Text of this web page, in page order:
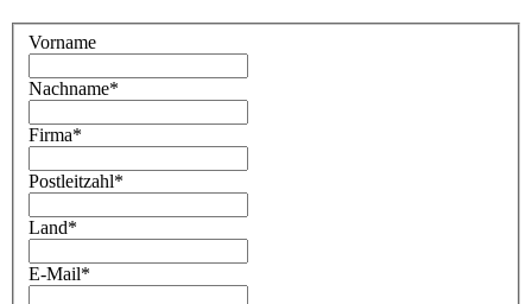
Vorname
Nachname*
Firma*
Postleitzahl*
Land*
E-Mail*